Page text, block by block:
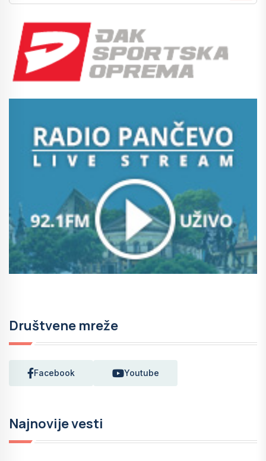
Društvene mreže
Facebook Youtube
Najnovije vesti